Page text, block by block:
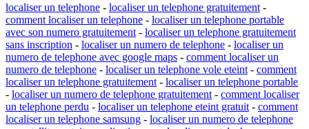
localiser un telephone - localiser un telephone gratuitement -
comment localiser un telephone - localiser un telephone portable
avec son numero gratuitement - localiser un telephone gratuitement
sans inscription - localiser un numero de telephone - localiser un
numero de telephone avec google maps - comment localiser un
numero de telephone - localiser un telephone vole eteint - comment
localiser un telephone gratuitement - localiser un telephone portable
- localiser un numero de telephone gratuitement - comment localiser
un telephone perdu - localiser un telephone eteint gratuit - comment
localiser un telephone samsung - localiser un numero de telephone